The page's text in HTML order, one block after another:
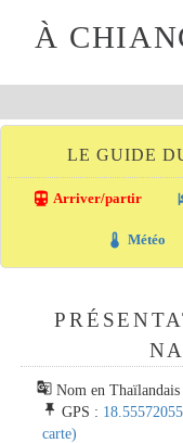
À
LE GUIDE
directions_transit Arriver/partir
thermostat Météo
g_translate Nom en
push_pin GPS :
carte)